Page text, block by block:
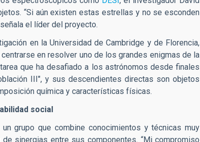
“Si aún existen estas estrellas y no se esconden
el líder del proyecto.
en la Universidad de Cambridge y de Florencia,
en resolver uno de los grandes enigmas de la
que ha desafiado a los astrónomos desde finales
III", y sus descendientes directas son objetos
química y características físicas.
social
grupo que combine conocimientos y técnicas muy
sinergias entre sus componentes. “Mi compromiso